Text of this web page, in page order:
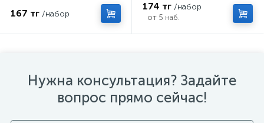
167 тг /набор
174 тг /набор
от 5 наб.
Нужна консультация? Задайте
вопрос прямо сейчас!